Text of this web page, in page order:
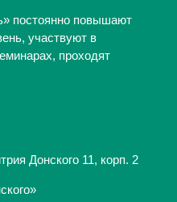
постоянно повышают
участвуют в
проходят
Донского 11, корп. 2